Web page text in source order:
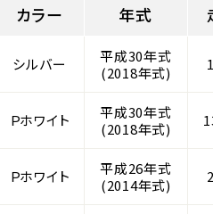
カラー 年式
シルバー
平成30年式
(2018年式)
Ｐホワイト
平成30年式
(2018年式)
Ｐホワイト
平成26年式
(2014年式)